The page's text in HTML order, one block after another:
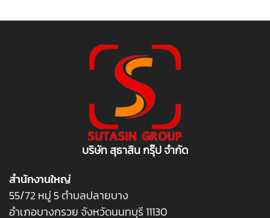
บริษัท สุธาสิน กรุ๊ป จำกัด
สำนักงานใหญ่
55/72 หมู่ 5 ตำบลปลายบาง
อำเภอบางกรวย จังหวัดนนทบุรี 11130